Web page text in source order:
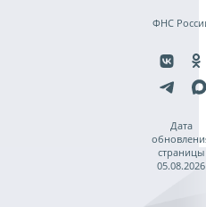
ФНС
Дата
страницы
05.08.2026